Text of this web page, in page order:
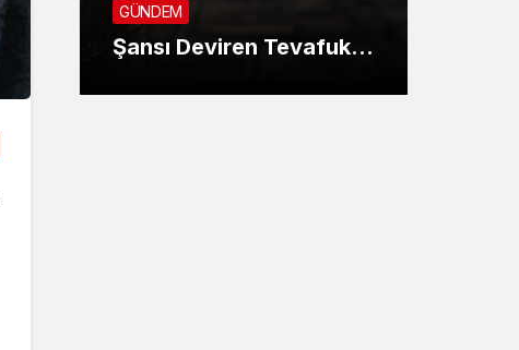
GÜNDEM
Şansı Deviren Tevafuk…